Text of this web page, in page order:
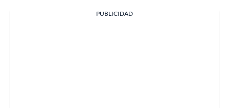
PUBLICIDAD